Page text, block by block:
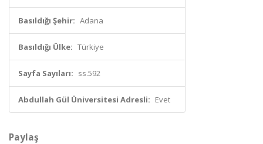
Basıldığı Şehir: Adana
Basıldığı Ülke: Türkiye
Sayfa Sayıları: ss.592
Abdullah Gül Üniversitesi Adresli: Evet
Paylaş